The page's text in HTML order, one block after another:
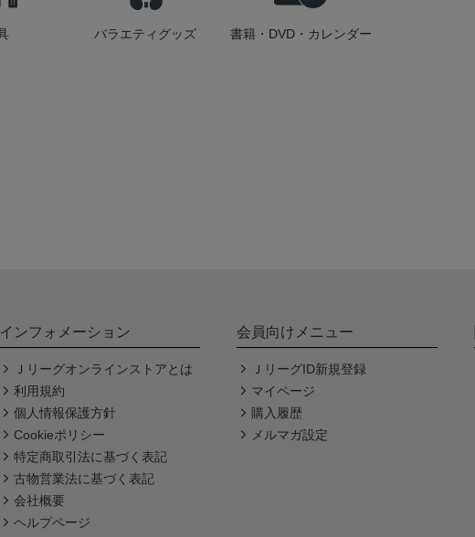
バラエティグッズ 書籍・DVD・カレンダー
インフォメーション
Ｊリーグオンラインストアとは
利用規約
個人情報保護方針
Cookieポリシー
特定商取引法に基づく表記
古物営業法に基づく表記
会社概要
ヘルプページ
会員向けメニュー
ＪリーグID新規登録
マイページ
購入履歴
メルマガ設定